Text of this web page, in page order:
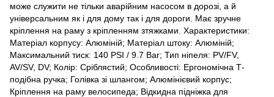
може служити не тільки аварійним насосом в дорозі, а й
універсальним як і для дому так і для дороги. Має зручне
кріплення на раму з кріпленням зтяжками. Характеристики:
Матеріал корпусу: Алюміній; Матеріал штоку: Алюміній;
Максимальний тиск: 140 PSI / 9.7 Bar; Тип ніпеля: PV/FV,
AV/SV, DV; Колір: Сріблястий; Особливості: Ергономічна Т-
подібна ручка; Голівка зі шлангом; Алюмінієвий корпус;
Кріплення на раму велосипеда; Відкидна підніжка для